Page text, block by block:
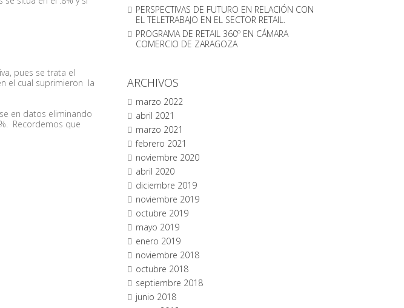
pues se trata el
el cual suprimieron la
en datos eliminando
Recordemos que
PERSPECTIVAS DE FUTURO EN RELACIÓN CON
EL TELETRABAJO EN EL SECTOR RETAIL.
PROGRAMA DE RETAIL 360º EN CÁMARA
COMERCIO DE ZARAGOZA
ARCHIVOS
marzo 2022
abril 2021
marzo 2021
febrero 2021
noviembre 2020
abril 2020
diciembre 2019
noviembre 2019
octubre 2019
mayo 2019
enero 2019
noviembre 2018
octubre 2018
septiembre 2018
junio 2018